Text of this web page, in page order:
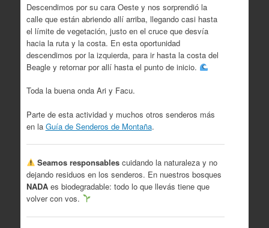
Descendimos por su cara Oeste y nos sorprendió la
calle que están abriendo allí arriba, llegando casi hasta
el límite de vegetación, justo en el cruce que desvía
hacia la ruta y la costa. En esta oportunidad
descendimos por la izquierda, para ir hasta la costa del
Beagle y retornar por allí hasta el punto de inicio.
Toda la buena onda Ari y Facu.
Parte de esta actividad y muchos otros senderos más
en la Guía de Senderos de Montaña.
Seamos responsables cuidando la naturaleza y no
dejando residuos en los senderos. En nuestros bosques
NADAes biodegradable: todo lo que llevás tiene que
volver con vos.